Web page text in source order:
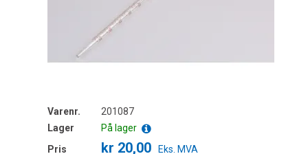
Varenr.
201087
Lager
På lager
Pris
kr 20,00 Eks. MVA